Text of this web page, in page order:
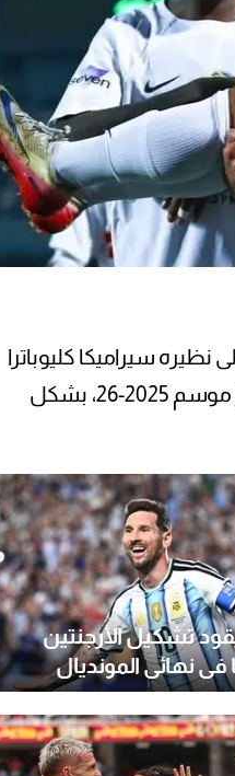
نظيره سيراميكا كليوباترا
بهدف دون مقابل، وتُوج بلقب مسابقة الدوري المصري الممتاز موسم 2025-26، بشكل
تشكيل الأرجنتين
في نهائي المونديال